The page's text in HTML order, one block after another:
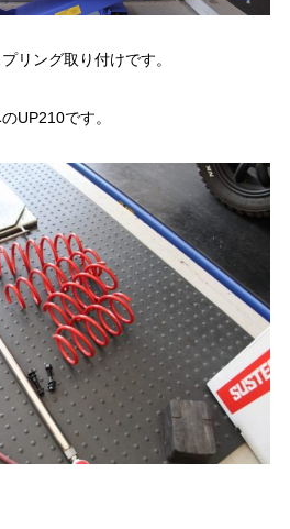
リング取り付けです。
UP210です。